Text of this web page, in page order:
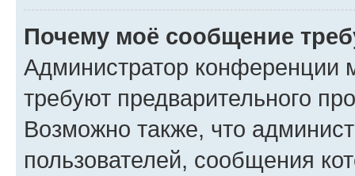
Почему моё сообщение
Администратор конференции
требуют предварительного
Возможно также, что
пользователей, сообщения